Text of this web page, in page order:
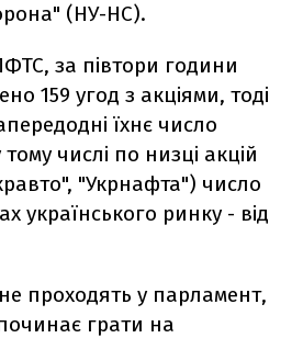
(НУ-НС).
за півтори години
159 угод з акціями, тоді
їхнє число
числі по низці акцій
"Укрнафта") число
українського ринку - від
проходять у парламент,
грати на